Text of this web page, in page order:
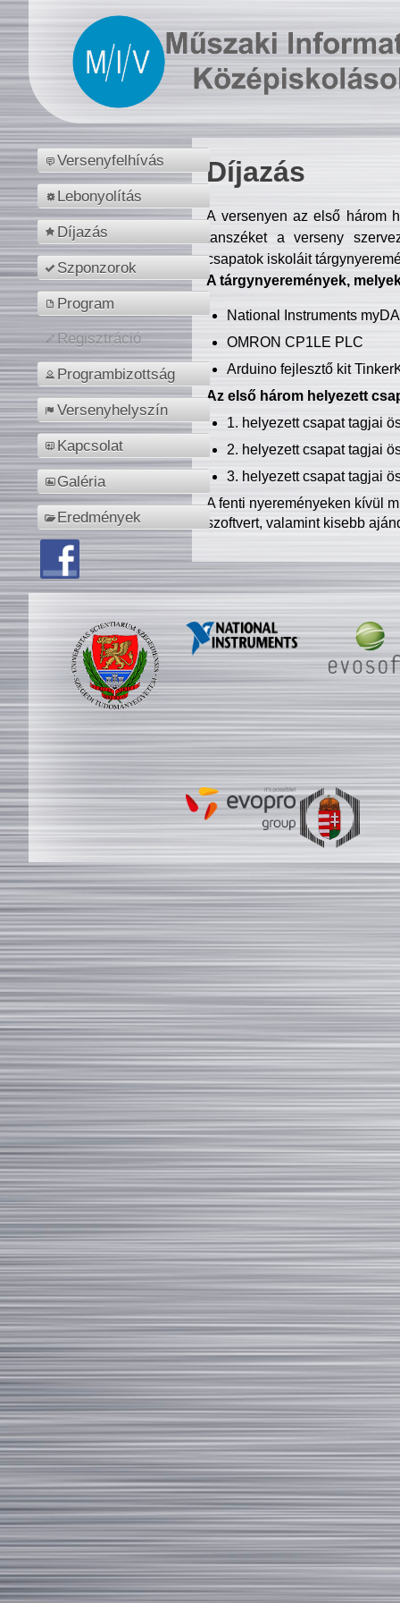
Versenyfelhívás
Lebonyolítás
Díjazás
Szponzorok
Program
Regisztráció
Programbizottság
Versenyhelyszín
Kapcsolat
Galéria
Eredmények
Díjazás
A versenyen az első három
tanszéket a verseny
csapatok iskoláit
A tárgynyeremények,
National Instruments
OMRON CP1LE PLC
Arduino fejlesztő kit
Az első három helyezett
1. helyezett csapat tagjai
2. helyezett csapat tagjai
3. helyezett csapat tagjai
A fenti nyereményeken kívül
szoftvert, valamint kisebb